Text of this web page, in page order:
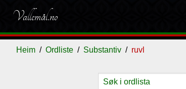
Vallemål.no
Heim Ordliste Substantiv ruvl